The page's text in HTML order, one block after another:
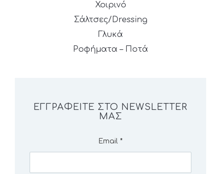
Χοιρινό
Σάλτσες/Dressing
Γλυκά
Ροφήματα – Ποτά
ΕΓΓΡΑΦΕΊΤΕ ΣΤΟ NEWSLETTER
ΜΑΣ
Email *